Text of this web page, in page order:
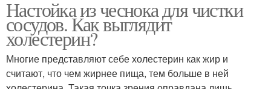
Настойка из чеснока для чистки
сосудов. Как выглядит
холестерин?
Многие представляют себе холестерин как жир и
считают, что чем жирнее пища, тем больше в ней